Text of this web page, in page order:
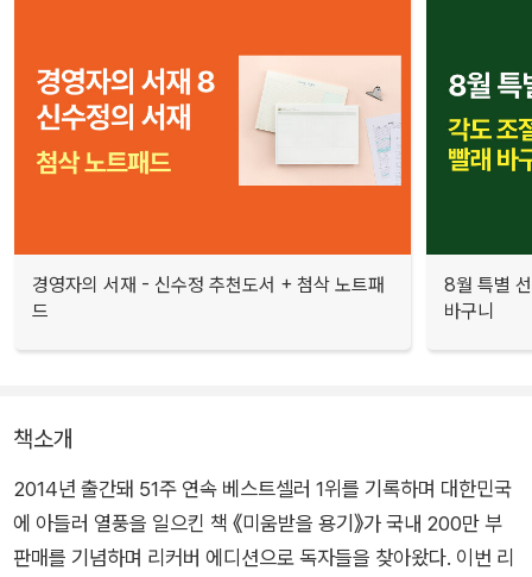
경영자의 서재 - 신수정 추천도서 + 첨삭 노트패
드
8월 특별
바구니
책소개
2014년 출간돼 51주 연속 베스트셀러 1위를 기록하며 대한민국
에 아들러 열풍을 일으킨 책 《미움받을 용기》가 국내 200만 부
판매를 기념하며 리커버 에디션으로 독자들을 찾아왔다. 이번 리